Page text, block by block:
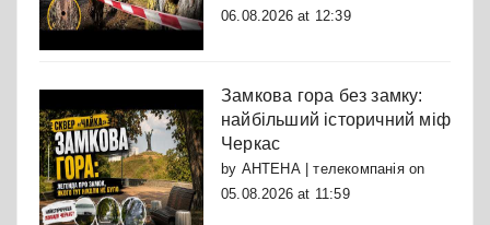
06.08.2026 at 12:39
Замкова гора без замку:
найбільший історичний міф
Черкас
by АНТЕНА | телекомпаніяon
05.08.2026 at 11:59